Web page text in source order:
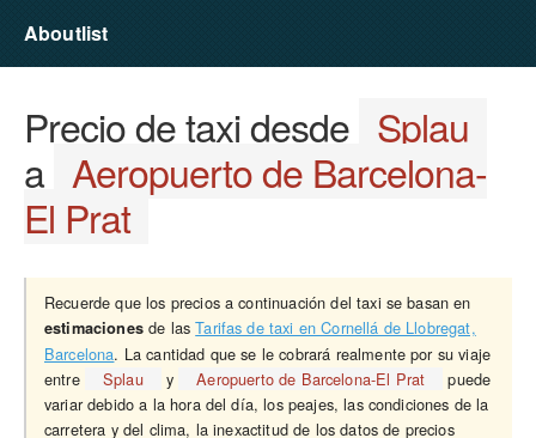
Aboutlist
Precio de taxi desde Splau
a Aeropuerto de Barcelona-
El Prat
Recuerde que los precios a continuación del taxi se basan en
estimacionesde lasTarifas de taxi en Cornellá de Llobregat,
Barcelona. La cantidad que se le cobrará realmente por su viaje
entre
Splau y Aeropuerto de Barcelona-El Prat
puede
variar debido a la hora del día, los peajes, las condiciones de la
carretera y del clima, la inexactitud de los datos de precios